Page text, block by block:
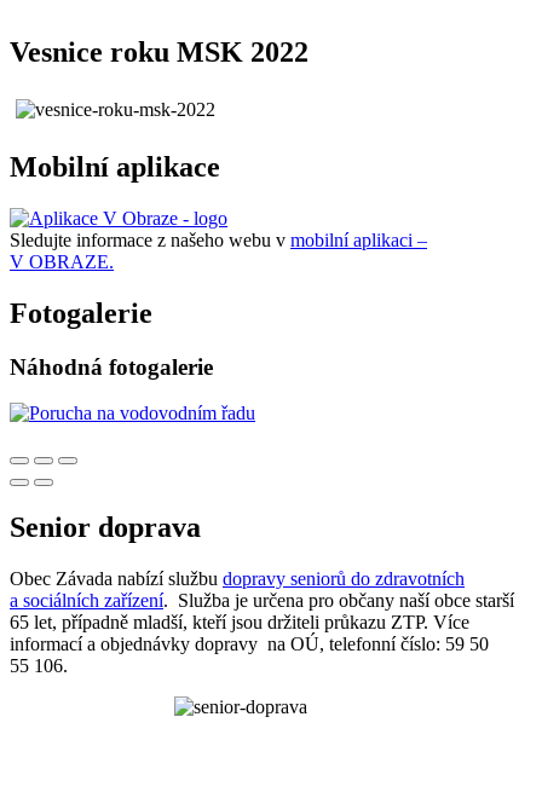
Vesnice roku MSK 2022
Mobilní aplikace
Sledujte informace z našeho webu v mobilní aplikaci –
V OBRAZE.
Fotogalerie
Náhodná fotogalerie
Senior doprava
Obec Závada nabízí službu dopravy seniorů do zdravotních
a sociálních zařízení. Služba je určena pro občany naší obce starší
65 let, případně mladší, kteří jsou držiteli průkazu ZTP. Více
informací a objednávky dopravy na OÚ, telefonní číslo: 59 50
55 106.